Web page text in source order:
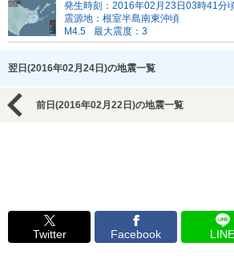
発生時刻：2016年02月23日03時41分
震源地：根室半島南東沖頃
M4.5
最大震度：3
翌日(2016年02月24日)の地震一覧
前日(2016年02月22日)の地震一覧
Twitter Facebook LINE